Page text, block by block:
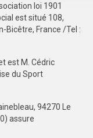
loi 1901
est situé 108,
Bicêtre, France /Tel :
est M. Cédric
du Sport
94270 Le
assure